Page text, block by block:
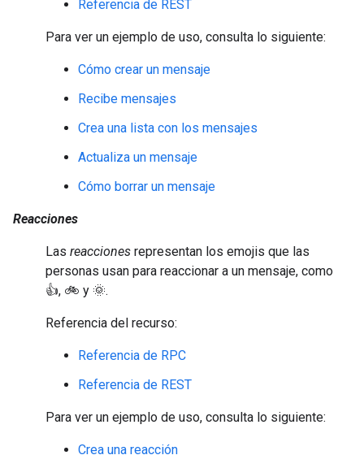
Referencia de REST
Para ver un ejemplo de uso, consulta lo siguiente:
Cómo crear un mensaje
Recibe mensajes
Crea una lista con los mensajes
Actualiza un mensaje
Cómo borrar un mensaje
Reacciones
Las reacciones representan los emojis que las
personas usan para reaccionar a un mensaje, como
👍, 🚲 y 🌞.
Referencia del recurso:
Referencia de RPC
Referencia de REST
Para ver un ejemplo de uso, consulta lo siguiente:
Crea una reacción